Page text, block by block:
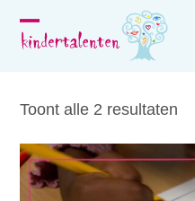
Open
menu
Close
menu
Toont alle 2 resultaten